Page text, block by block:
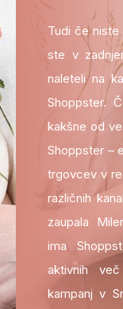
Tudi če niste
ste v
naleteli na
Shoppster.
kakšne od
Shoppster –
trgovcev v
različnih
zaupala
ima
aktivnih
kampanj v